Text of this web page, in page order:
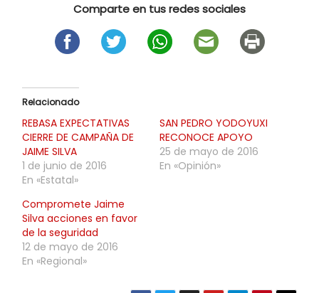
Comparte en tus redes sociales
Relacionado
REBASA EXPECTATIVAS
CIERRE DE CAMPAÑA DE
JAIME SILVA
1 de junio de 2016
En «Estatal»
SAN PEDRO YODOYUXI
RECONOCE APOYO
25 de mayo de 2016
En «Opinión»
Compromete Jaime
Silva acciones en favor
de la seguridad
12 de mayo de 2016
En «Regional»